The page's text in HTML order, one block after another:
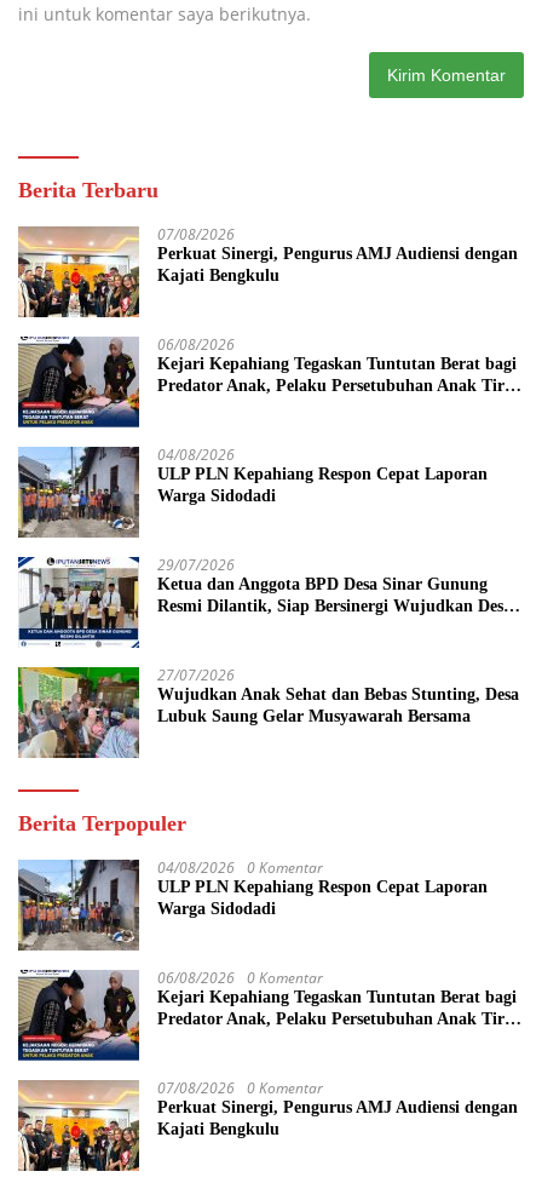
ini untuk komentar saya berikutnya.
Berita Terbaru
07/08/2026
Perkuat Sinergi, Pengurus AMJ Audiensi dengan
Kajati Bengkulu
06/08/2026
Kejari Kepahiang Tegaskan Tuntutan Berat bagi
Predator Anak, Pelaku Persetubuhan Anak Tiri
04/08/2026
ULP PLN Kepahiang Respon Cepat Laporan
Warga Sidodadi
29/07/2026
Ketua dan Anggota BPD Desa Sinar Gunung
Resmi Dilantik, Siap Bersinergi Wujudkan Desa
27/07/2026
Wujudkan Anak Sehat dan Bebas Stunting, Desa
Lubuk Saung Gelar Musyawarah Bersama
Berita Terpopuler
04/08/2026 0 Komentar
ULP PLN Kepahiang Respon Cepat Laporan
Warga Sidodadi
06/08/2026 0 Komentar
Kejari Kepahiang Tegaskan Tuntutan Berat bagi
Predator Anak, Pelaku Persetubuhan Anak Tiri
07/08/2026 0 Komentar
Perkuat Sinergi, Pengurus AMJ Audiensi dengan
Kajati Bengkulu